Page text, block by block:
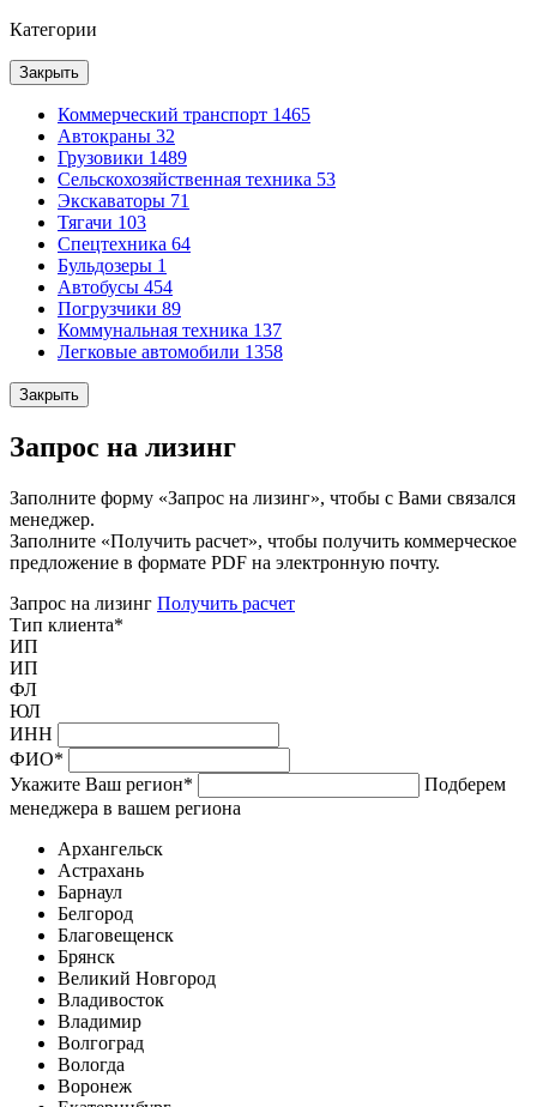
Категории
Закрыть
Коммерческий транспорт 1465
Автокраны 32
Грузовики 1489
Сельскохозяйственная техника 53
Экскаваторы 71
Тягачи 103
Спецтехника 64
Бульдозеры 1
Автобусы 454
Погрузчики 89
Коммунальная техника 137
Легковые автомобили 1358
Закрыть
Запрос на лизинг
Заполните форму «Запрос на лизинг», чтобы с Вами связался
менеджер.
Заполните «Получить расчет», чтобы получить коммерческое
предложение в формате PDF на электронную почту.
Запрос на лизинг Получить расчет
Тип клиента*
ИП
ИП
ФЛ
ЮЛ
ИНН
ФИО*
Укажите Ваш регион*
Подберем
менеджера в вашем региона
Архангельск
Астрахань
Барнаул
Белгород
Благовещенск
Брянск
Великий Новгород
Владивосток
Владимир
Волгоград
Вологда
Воронеж